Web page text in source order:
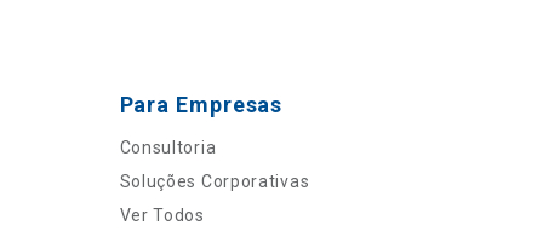
Para Empresas
Consultoria
Soluções Corporativas
Ver Todos